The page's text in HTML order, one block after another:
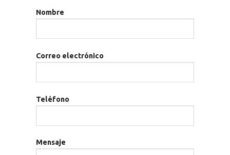
Nombre
Correo electrónico
Teléfono
Mensaje